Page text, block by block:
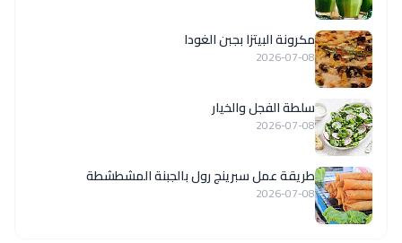
مكرونة البيتزا بجبن الغودا
2026-07-08
سلطة الفجل والخيار
2026-07-08
طريقة عمل سبرينج رول بالجبنة المشطشطة
2026-07-08